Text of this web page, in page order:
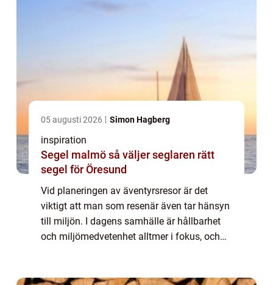
05 augusti 2026 Simon Hagberg
inspiration
Segel malmö så väljer seglaren rätt
segel för Öresund
Vid planeringen av äventyrsresor är det
viktigt att man som resenär även tar hänsyn
till miljön. I dagens samhälle är hållbarhet
och miljömedvetenhet alltmer i fokus, och